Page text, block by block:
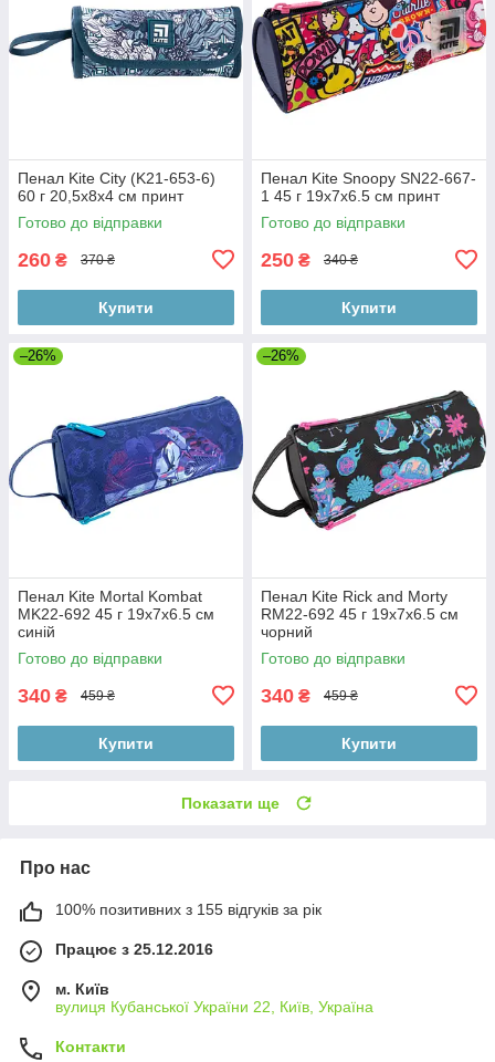
Пенал Kite City (K21-653-6)
60 г 20,5x8x4 см принт
Готово до відправки
260 ₴ 370 ₴
Купити
Пенал Kite Snoopy SN22-667-
1 45 г 19х7х6.5 см принт
Готово до відправки
250 ₴ 340 ₴
Купити
–26%
Пенал Kite Mortal Kombat
MK22-692 45 г 19х7х6.5 см
синій
Готово до відправки
340 ₴ 459 ₴
Купити
–26%
Пенал Kite Rick and Morty
RM22-692 45 г 19х7х6.5 см
чорний
Готово до відправки
340 ₴ 459 ₴
Купити
Показати ще
Про нас
100% позитивних з 155 відгуків за рік
Працює з 25.12.2016
м. Київ
вулиця Кубанської України 22, Київ, Україна
Контакти